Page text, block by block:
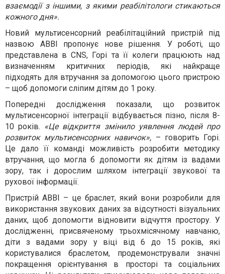
взаємодії з іншими, з якими реабілітологи стикаються
кожного дня».
Новий мультисенсорний реабілітаційний пристрій під
назвою ABBI пропонує нове рішення. У роботі, що
представлена в CNS, Горі та її колеги працюють над
визначенням критичних періодів, які найкраще
підходять для втручання за допомогою цього пристрою
– щоб допомоги сліпим дітям до 1 року.
Попередні дослідження показали, що розвиток
мультисенсорної інтеграції відбувається пізно, після 8-
10 років. «Це відкриття змінило уявлення людей про
розвиток мультисенсорних навичок», – говорить Горі.
Це дало її команді можливість розробити методику
втручання, що могла б допомогти як дітям із вадами
зору, так і дорослим шляхом інтеграції звукової та
рухової інформації.
Пристрій ABBI – це браслет, який вони розробили для
використання звукових даних за відсутності візуальних
даних, щоб допомогти відновити відчуття простору. У
дослідженні, присвяченому трьохмісячному навчаню,
діти з вадами зору у віці від 6 до 15 років, які
користувалися браслетом, продемонстрували значні
покращення орієнтування в просторі та соціальних